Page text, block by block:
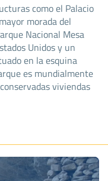
como el Palacio
morada del
Nacional Mesa
Unidos y un
en la esquina
es mundialmente
viviendas